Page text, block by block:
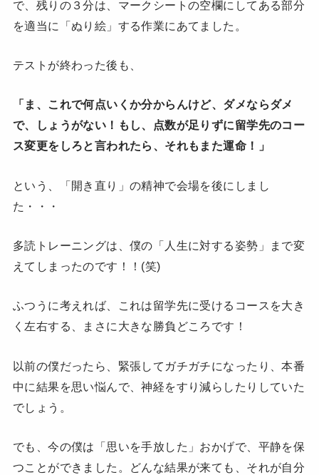
で、残りの３分は、マークシートの空欄にしてある部分
を適当に「ぬり絵」する作業にあてました。
テストが終わった後も、
「ま、これで何点いくか分からんけど、ダメならダメ
で、しょうがない！もし、点数が足りずに留学先のコー
ス変更をしろと言われたら、それもまた運命！」
という、「開き直り」の精神で会場を後にしまし
た・・・
多読トレーニングは、僕の「人生に対する姿勢」まで変
えてしまったのです！！(笑)
ふつうに考えれば、これは留学先に受けるコースを大き
く左右する、まさに大きな勝負どころです！
以前の僕だったら、緊張してガチガチになったり、本番
中に結果を思い悩んで、神経をすり減らしたりしていた
でしょう。
でも、今の僕は「思いを手放した」おかげで、平静を保
つことができました。どんな結果が来ても、それが自分